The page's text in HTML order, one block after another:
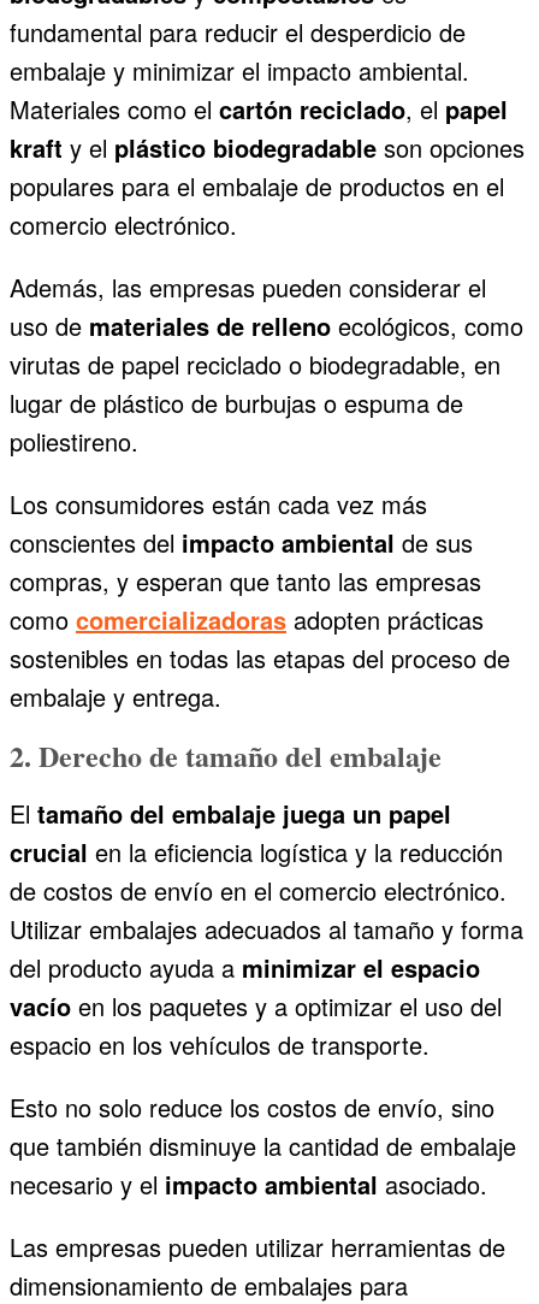
fundamental para reducir el desperdicio de
embalaje y minimizar el impacto ambiental.
Materiales como el cartón reciclado, el papel
kraft y el plástico biodegradable son opciones
populares para el embalaje de productos en el
comercio electrónico.
Además, las empresas pueden considerar el
uso de materiales de relleno ecológicos, como
virutas de papel reciclado o biodegradable, en
lugar de plástico de burbujas o espuma de
poliestireno.
Los consumidores están cada vez más
conscientes del impacto ambiental de sus
compras, y esperan que tanto las empresas
como comercializadoras adopten prácticas
sostenibles en todas las etapas del proceso de
embalaje y entrega.
2. Derecho de tamaño del embalaje
El tamaño del embalaje juega un papel
crucial en la eficiencia logística y la reducción
de costos de envío en el comercio electrónico.
Utilizar embalajes adecuados al tamaño y forma
del producto ayuda a minimizar el espacio
vacío en los paquetes y a optimizar el uso del
espacio en los vehículos de transporte.
Esto no solo reduce los costos de envío, sino
que también disminuye la cantidad de embalaje
necesario y el impacto ambiental asociado.
Las empresas pueden utilizar herramientas de
dimensionamiento de embalajes para